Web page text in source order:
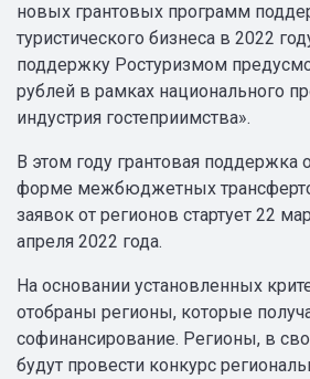
новых грантовых программ
туристического бизнеса в 2022
поддержку Ростуризмом
рублей в рамках национального
индустрия гостеприимства».
В этом году грантовая поддержка
форме межбюджетных
заявок от регионов стартует 22
апреля 2022 года.
На основании установленных
отобраны регионы, которые
софинансирование. Регионы, в
будут провести конкурс